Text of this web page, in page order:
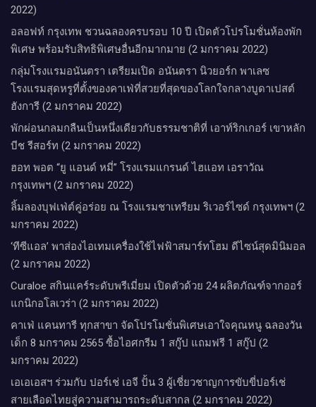
2022)
อลอฟท์ กรุงเทพ ชวนฉลองครบรอบ 10 ปี เปิดตัวโปรโมชั่นห้องพัก
พิเศษ พร้อมรับสิทธิพิเศษอื่นอีกมากมาย (2 มกราคม 2022)
กลุ่มโรงแรมอนันตรา เตรียมเปิด อนันตรา นิวยอร์ก พาเลซ
โรงแรมสุดหรูที่ตั้งของคาเฟ่ที่สวยที่สุดของโลกใจกลางบูดาเปสต์
ฮังการี (2 มกราคม 2022)
พักผ่อนกลมกลืนเป็นหนึ่งเดียวกับธรรมชาติที่ เอาท์ริกเกอร์ เขาหลัก
บีช รีสอร์ท (2 มกราคม 2022)
ฮอท พอต “ยู แอนด์ หมี่” โรงแรมแกรนด์ ไฮแอท เอราวัณ
กรุงเทพฯ (2 มกราคม 2022)
ลิ้มลองบุฟเฟ่ต์คู่อร่อย ณ โรงแรมชาเทรียม ริเวอร์ไซด์ กรุงเทพฯ (2
มกราคม 2022)
‘ทีซีแอล’ พาส่องไอเทมเครื่องใช้ไฟฟ้าสมาร์ทโฮม ดีไซน์สุดมินิมอล
(2 มกราคม 2022)
Curaloe สกินแคร์ระดับพรีเมี่ยม เปิดตัวด้วย 24 ผลิตภัณฑ์จากออร์
แกนิกอโลเวร่า (2 มกราคม 2022)
คาเฟ่ แคนทารี ทุกสาขา จัดโปรโมชั่นพิเศษเอาใจคุณหนู ฉลองวัน
เด็ก 8 มกราคม 2565 ซื้อไอศกรีม 1 สกู๊ป แถมฟรี 1 สกู๊ป (2
มกราคม 2022)
เอเอเอสฯ ร่วมกับ ปอร์เช่ เอจี ปั้น 3 ผู้เชี่ยวชาญการขับขี่ปอร์เช่
สายเลือดไทยสู่ความสามารถระดับสากล (2 มกราคม 2022)